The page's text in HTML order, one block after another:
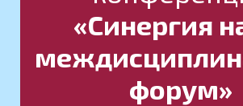
«Синергия
форум»